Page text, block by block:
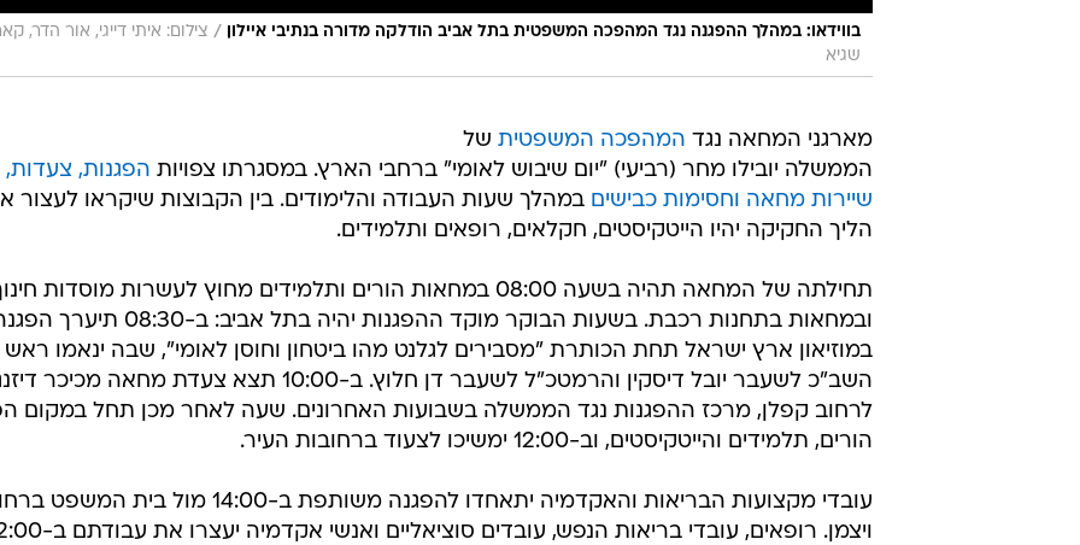
בווידאו: במהלך ההפגנה נגד המהפכה המשפטית בתל אביב הודלקה מדורה בנתיבי איילון / צילום: איתי דייגי, אור הדר,
שגיא
מארגני המחאה נגד המהפכה המשפטית של
הממשלה יובילו מחר (רביעי) "יום שיבוש לאומי" ברחבי הארץ. במסגרתו צפויות הפגנות, צעדות,
שיירות מחאה וחסימות כבישים במהלך שעות העבודה והלימודים. בין הקבוצות שיקראו לעצור
הליך החקיקה יהיו הייטקיסטים, חקלאים, רופאים ותלמידים.
תחילתה של המחאה תהיה בשעה 08:00 במחאות הורים ותלמידים מחוץ לעשרות מוסדות
ובמחאות בתחנות רכבת. בשעות הבוקר מוקד ההפגנות יהיה בתל אביב: ב-08:30
במוזיאון ארץ ישראל תחת הכותרת "מסבירים לגלנט מהו ביטחון וחוסן לאומי", שבה ינאמו ראש
השב"כ לשעבר יובל דיסקין והרמטכ"ל לשעבר דן חלוץ. ב-10:00 תצא צעדת מחאה מכיכר
לרחוב קפלן, מרכז ההפגנות נגד הממשלה בשבועות האחרונים. שעה לאחר מכן תחל במקום
הורים, תלמידים והייטקיסטים, וב-12:00 ימשיכו לצעוד ברחובות העיר.
עובדי מקצועות הבריאות והאקדמיה יתאחדו להפגנה משותפת ב-14:00 מול בית
ויצמן. רופאים, עובדי בריאות הנפש, עובדים סוציאליים ואנשי